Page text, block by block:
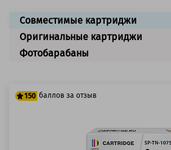
Совместимые картриджи
Оригинальные картриджи
Фотобарабаны
150 баллов за отзыв